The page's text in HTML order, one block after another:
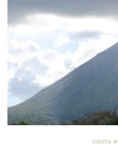
COSTA